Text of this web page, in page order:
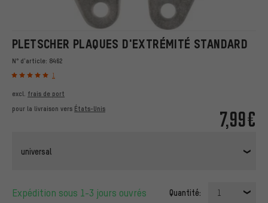
PLETSCHER PLAQUES D'EXTRÉMITÉ STANDARD
N° d'article: 8462
1
7,99€
excl. frais de port
pour la livraison vers États-Unis
universal
Expédition sous 1-3 jours ouvrés Quantité: 1